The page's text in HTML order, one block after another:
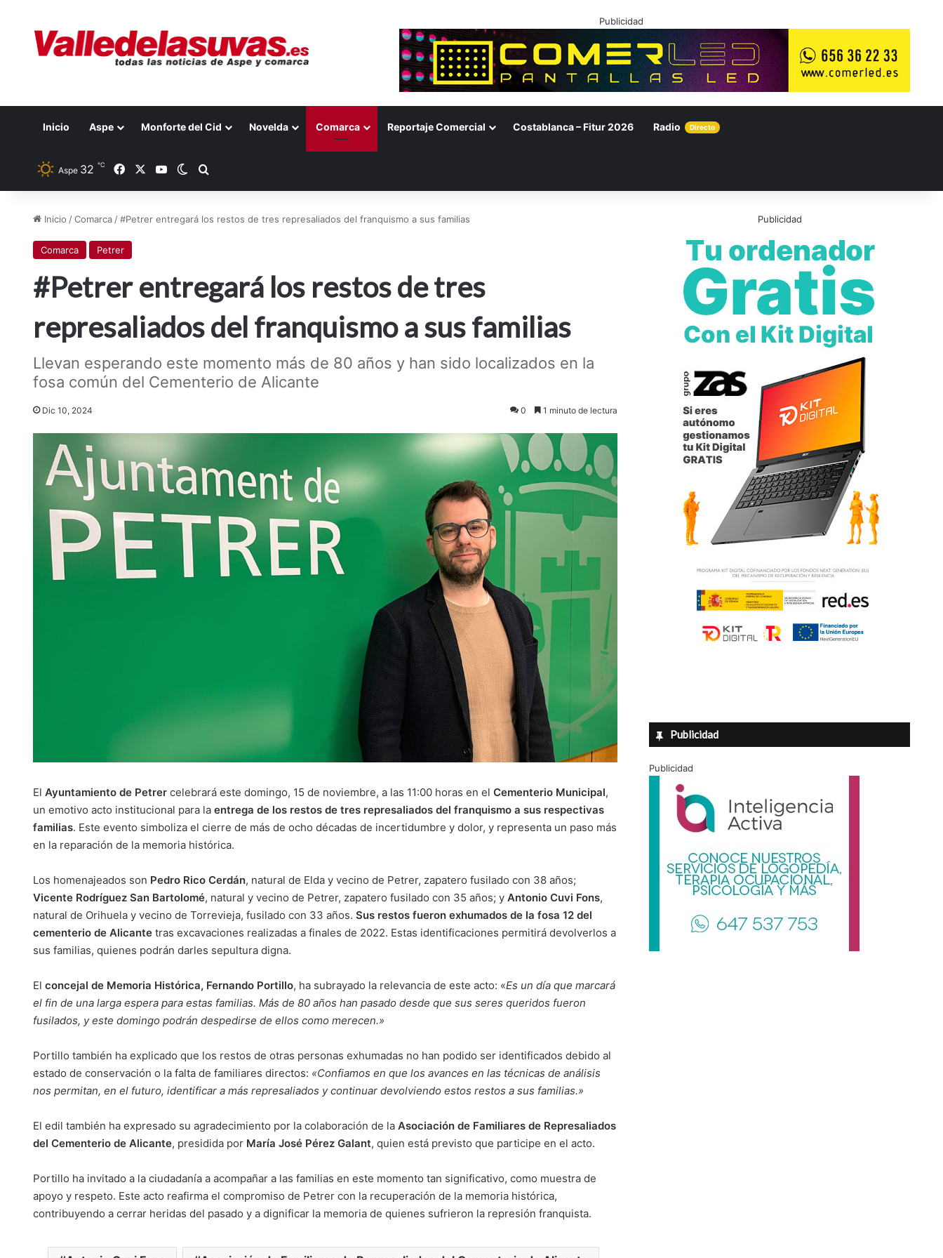
Publicidad
Inicio Aspe Monforte del Cid Novelda Comarca Reportaje Comercial Costablanca – Fitur 2026 Radio Directo
Aspe 32 ℃ FacebookYouTubeSwitch skin
Inicio /Comarca /#Petrer entregará los restos de tres represaliados del franquismo a sus familias
Comarca Petrer
#Petrer entregará los restos de tres
represaliados del franquismo a sus familias
Llevan esperando este momento más de 80 años y han sido localizados en la
fosa común del Cementerio de Alicante
Dic 10, 2024 0 1 minuto de lectura
El Ayuntamiento de Petrer celebrará este domingo, 15 de noviembre, a las 11:00 horas en el Cementerio Municipal,
un emotivo acto institucional para la entrega de los restos de tres represaliados del franquismo a sus respectivas
familias. Este evento simboliza el cierre de más de ocho décadas de incertidumbre y dolor, y representa un paso más
en la reparación de la memoria histórica.
Los homenajeados son Pedro Rico Cerdán, natural de Elda y vecino de Petrer, zapatero fusilado con 38 años;
Vicente Rodríguez San Bartolomé, natural y vecino de Petrer, zapatero fusilado con 35 años; y Antonio Cuvi Fons,
natural de Orihuela y vecino de Torrevieja, fusilado con 33 años. Sus restos fueron exhumados de la fosa 12 del
cementerio de Alicante tras excavaciones realizadas a finales de 2022. Estas identificaciones permitirá devolverlos a
sus familias, quienes podrán darles sepultura digna.
El concejal de Memoria Histórica, Fernando Portillo, ha subrayado la relevancia de este acto: «Es un día que marcará
el fin de una larga espera para estas familias. Más de 80 años han pasado desde que sus seres queridos fueron
fusilados, y este domingo podrán despedirse de ellos como merecen.»
Portillo también ha explicado que los restos de otras personas exhumadas no han podido ser identificados debido al
estado de conservación o la falta de familiares directos: «Confiamos en que los avances en las técnicas de análisis
nos permitan, en el futuro, identificar a más represaliados y continuar devolviendo estos restos a sus familias.»
El edil también ha expresado su agradecimiento por la colaboración de la Asociación de Familiares de Represaliados
del Cementerio de Alicante, presidida por María José Pérez Galant, quien está previsto que participe en el acto.
Portillo ha invitado a la ciudadanía a acompañar a las familias en este momento tan significativo, como muestra de
apoyo y respeto. Este acto reafirma el compromiso de Petrer con la recuperación de la memoria histórica,
contribuyendo a cerrar heridas del pasado y a dignificar la memoria de quienes sufrieron la represión franquista.
Publicidad
Publicidad
Publicidad